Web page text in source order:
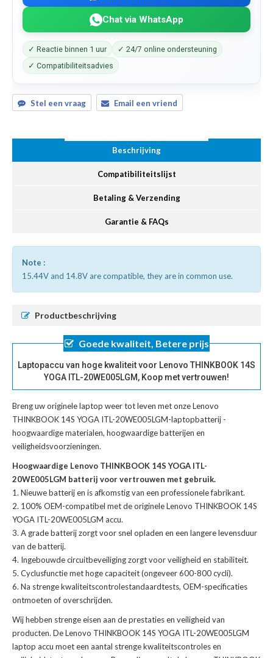
Chat via WhatsApp
✓ Reactie binnen 1 uur
✓ 24/7 online ondersteuning
✓ Compatibiliteitsadvies
Stel een vraag Email een vriend
Beschrijving
Compatibiliteitslijst
Betaling & Verzending
Garantie & FAQs
Note :
15.44V and 14.8V are compatible, they are in common use.
Productbeschrijving
Goede kwaliteit, Betere prijs
Laptopaccu van hoge kwaliteit voor Lenovo THINKBOOK 14S
YOGA ITL-20WE005LGM, Koop met vertrouwen!
Breng uw originele laptop weer tot leven met onzeLenovo
THINKBOOK 14S YOGA ITL-20WE005LGM-laptopbatterij -
hoogwaardige materialen, hoogwaardige batterijen en
veiligheidsvoorzieningen.
Hoogwaardige Lenovo THINKBOOK 14S YOGA ITL-
20WE005LGM batterij voor vertrouwen met gebruik.
Nieuwe batterij en is afkomstig van een professionele fabrikant.
100% OEM-compatibel met deoriginele Lenovo THINKBOOK 14S
YOGA ITL-20WE005LGM accu.
A grade batterij zorgt voor snel opladen en een langere levensduur
van de batterij.
Ingebouwde circuitbeveiliging zorgt voor veiligheid en stabiliteit.
Cyclusfunctie met hoge capaciteit (ongeveer 600-800 cycli).
Na strenge kwaliteitscontrolestandaardtests, OEM-specificaties
ontmoeten of overschrijden.
Wij hebben strenge eisen aan de prestaties en veiligheid van
producten. DeLenovo THINKBOOK 14S YOGA ITL-20WE005LGM
laptop accu moet een aantal strenge kwaliteitscontroles en